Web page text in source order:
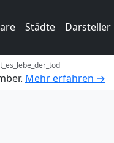
Städte Darsteller
Mehr erfahren →